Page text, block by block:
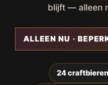
blijft — alleen
ALLEEN NU ·
24